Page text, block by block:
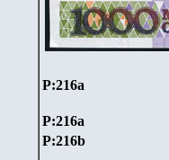
P:216а
P:216а
P:216b